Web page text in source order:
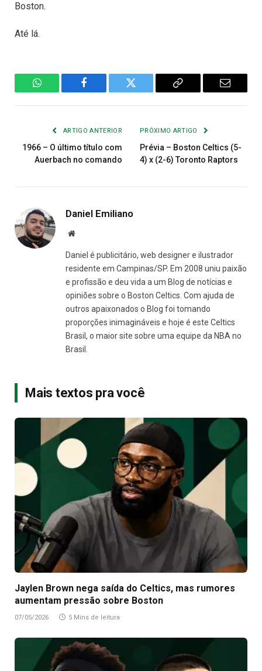
Boston.
Até lá.
WhatsAppFacebook Twitter
Copiar
E-
ARTIGO ANTERIOR
1966 – O último título com
Auerbach no comando
PRÓXIMO ARTIGO
Prévia – Boston Celtics (5-
4) x (2-6) Toronto Raptors
Daniel Emiliano
Site
Daniel é publicitário, web designer e ilustrador
residente em Campinas/SP. Em 2008 uniu paixão
e profissão e deu vida a um Blog de notícias e
opiniões sobre o Boston Celtics. Com ajuda de
outros apaixonados o Blog foi tomando
proporções inimagináveis e hoje é este Celtics
Brasil, o maior site sobre uma equipe da NBA no
Brasil.
Mais textos pra você
Jaylen Brown nega saída do Celtics, mas rumores
aumentam pressão sobre Boston
07/05/2026 5 Mins de leitura